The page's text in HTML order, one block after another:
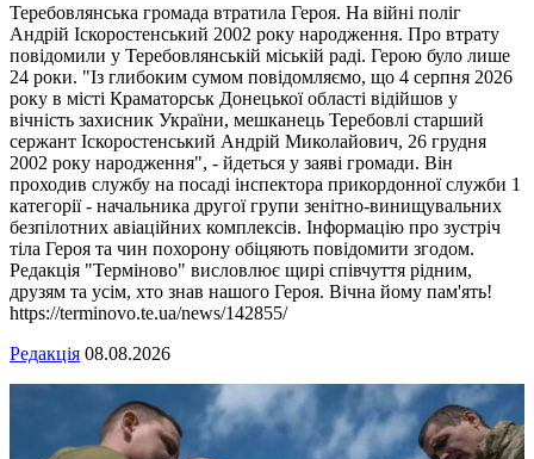
Теребовлянська громада втратила Героя. На війні поліг
Андрій Іскоростенський 2002 року народження. Про втрату
повідомили у Теребовлянській міській раді. Герою було лише
24 роки. "Із глибоким сумом повідомляємо, що 4 серпня 2026
року в місті Краматорськ Донецької області відійшов у
вічність захисник України, мешканець Теребовлі старший
сержант Іскоростенський Андрій Миколайович, 26 грудня
2002 року народження", - йдеться у заяві громади. Він
проходив службу на посаді інспектора прикордонної служби 1
категорії - начальника другої групи зенітно-винищувальних
безпілотних авіаційних комплексів. Інформацію про зустріч
тіла Героя та чин похорону обіцяють повідомити згодом.
Редакція "Терміново" висловлює щирі співчуття рідним,
друзям та усім, хто знав нашого Героя. Вічна йому пам'ять!
https://terminovo.te.ua/news/142855/
Редакція 08.08.2026